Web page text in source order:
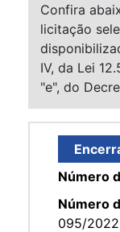
Confira
licitação
IV, da Lei
"e", do
Número
Número
095/2022